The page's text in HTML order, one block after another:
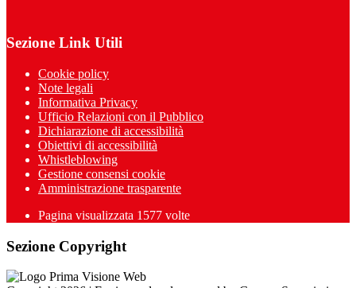
Sezione Link Utili
Cookie policy
Note legali
Informativa Privacy
Ufficio Relazioni con il Pubblico
Dichiarazione di accessibilità
Obiettivi di accessibilità
Whistleblowing
Gestione consensi cookie
Amministrazione trasparente
Pagina visualizzata 1577 volte
Sezione Copyright